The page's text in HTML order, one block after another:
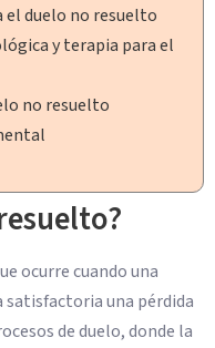
el duelo no resuelto
y terapia para el
no resuelto
ocurre cuando una
satisfactoria una pérdida
de duelo, donde la